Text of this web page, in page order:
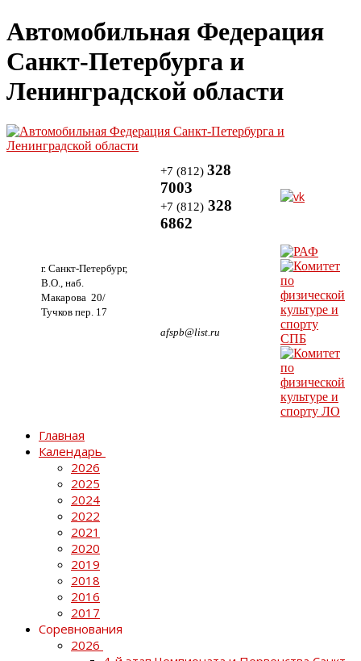
Автомобильная Федерация
Санкт-Петербурга и
Ленинградской области
г. Санкт-Петербург,
В.О., наб.
Макарова 20/
Тучков пер. 17
+7 (812) 328
7003
+7 (812) 328
6862
afspb@list.ru
Главная
Календарь
2026
2025
2024
2022
2021
2020
2019
2018
2016
2017
Соревнования
2026